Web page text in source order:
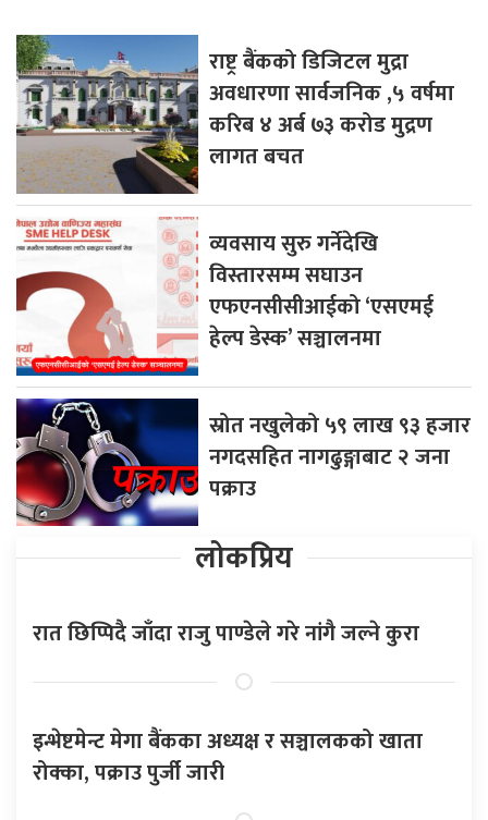
राष्ट्र बैंकको डिजिटल मुद्रा
अवधारणा सार्वजनिक ,५ वर्षमा
करिब ४ अर्ब ७३ करोड मुद्रण
लागत बचत
व्यवसाय सुरु गर्नेदेखि
विस्तारसम्म सघाउन
एफएनसीसीआईको ‘एसएमई
हेल्प डेस्क’ सञ्चालनमा
स्रोत नखुलेको ५९ लाख ९३ हजार
नगदसहित नागढुङ्गाबाट २ जना
पक्राउ
लोकप्रिय
रात छिप्पिदै जाँदा राजु पाण्डेले गरे नांगै जल्ने कुरा
इन्भेष्टमेन्ट मेगा बैंकका अध्यक्ष र सञ्चालकको खाता
रोक्का, पक्राउ पुर्जी जारी